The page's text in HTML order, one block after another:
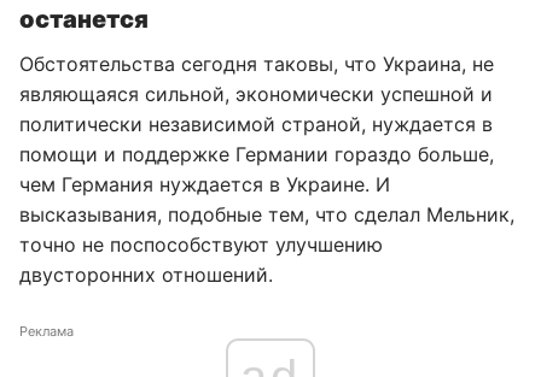
останется
Обстоятельства сегодня таковы, что Украина, не
являющаяся сильной, экономически успешной и
политически независимой страной, нуждается в
помощи и поддержке Германии гораздо больше,
чем Германия нуждается в Украине. И
высказывания, подобные тем, что сделал Мельник,
точно не поспособствуют улучшению
двусторонних отношений.
Реклама